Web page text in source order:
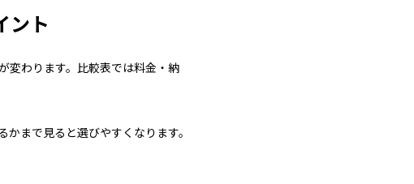
ント
変わります。比較表では料金・納
まで見ると選びやすくなります。